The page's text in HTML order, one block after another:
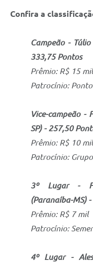
Confira a
Campeão -
333,75 Pontos
Prêmio: R$ 15 mil
Patrocínio:
Vice-campeão -
SP) - 257,50
Prêmio: R$ 10 mil
Patrocínio:
3º Lugar -
(Paranaíba-MS)
Prêmio: R$ 7 mil
Patrocínio:
4º Lugar -